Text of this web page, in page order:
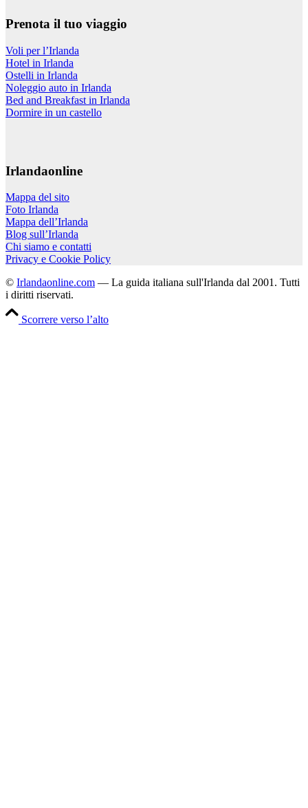
Prenota il tuo viaggio
Voli per l’Irlanda
Hotel in Irlanda
Ostelli in Irlanda
Noleggio auto in Irlanda
Bed and Breakfast in Irlanda
Dormire in un castello
Irlandaonline
Mappa del sito
Foto Irlanda
Mappa dell’Irlanda
Blog sull’Irlanda
Chi siamo e contatti
Privacy e Cookie Policy
© Irlandaonline.com — La guida italiana sull'Irlanda dal 2001. Tutti
i diritti riservati.
Scorrere verso l’alto